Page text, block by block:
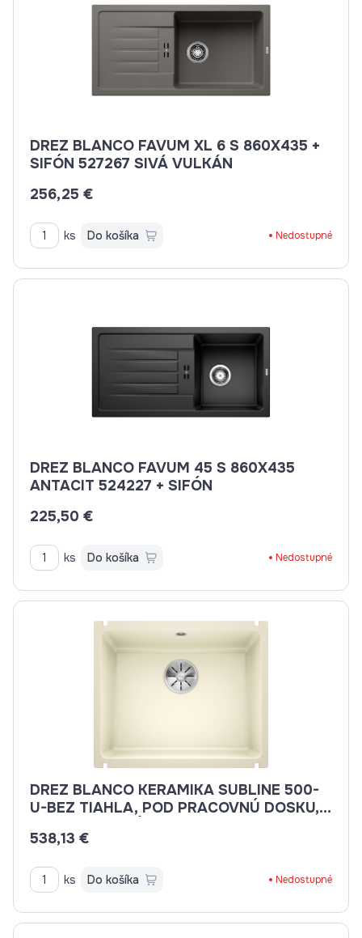
DREZ BLANCO FAVUM XL 6 S 860X435 +
SIFÓN 527267 SIVÁ VULKÁN
256,25 €
ks Do košíka Nedostupné
DREZ BLANCO FAVUM 45 S 860X435
ANTACIT 524227 + SIFÓN
225,50 €
ks Do košíka Nedostupné
DREZ BLANCO KERAMIKA SUBLINE 500-
U-BEZ TIAHLA, POD PRACOVNÚ DOSKU,
538,13 €
ks Do košíka Nedostupné